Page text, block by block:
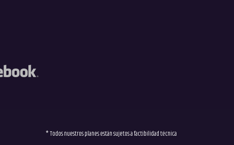
* Todos nuestros planes están sujetos a factibilidad técnica